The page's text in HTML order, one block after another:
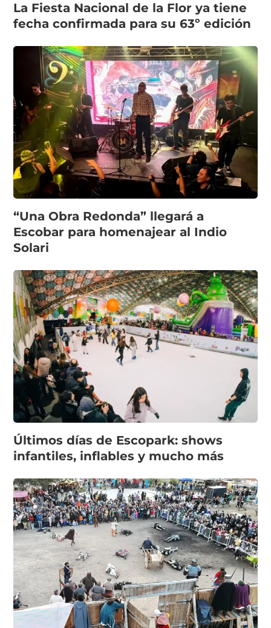
La Fiesta Nacional de la Flor ya tiene
fecha confirmada para su 63º edición
“Una Obra Redonda” llegará a
Escobar para homenajear al Indio
Solari
Últimos días de Escopark: shows
infantiles, inflables y mucho más